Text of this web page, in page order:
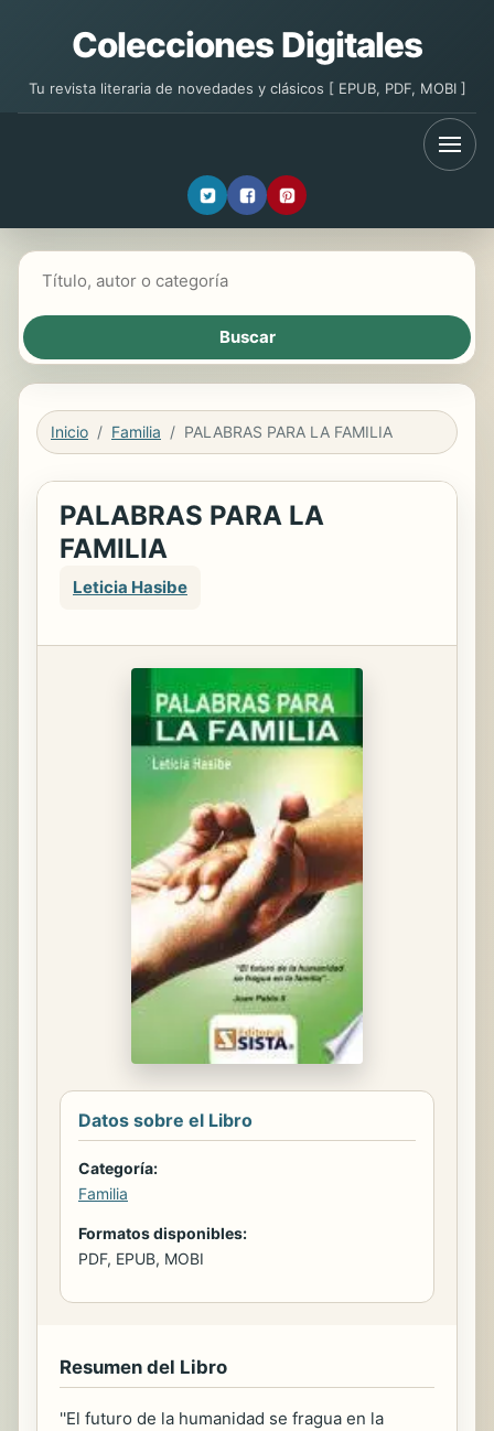
Colecciones Digitales
Tu revista literaria de novedades y clásicos [ EPUB, PDF, MOBI ]
Inicio Familia PALABRAS PARA LA FAMILIA
PALABRAS PARA LA
FAMILIA
Leticia Hasibe
Datos sobre el Libro
Categoría:
Familia
Formatos disponibles:
PDF, EPUB, MOBI
Resumen del Libro
''El futuro de la humanidad se fragua en la